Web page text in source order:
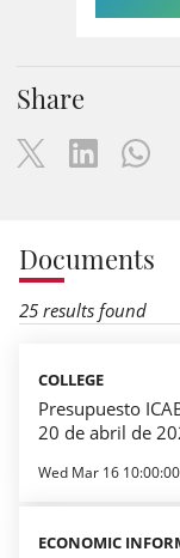
Share
Documents
25 results found
COLLEGE
Presupuesto
20 de abril de
Wed Mar 16
ECONOMIC